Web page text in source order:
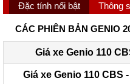
Đặc tính nổi bật Thông
CÁC PHIÊN BẢN GENIO
Giá xe Genio 110
Giá xe Genio 110 CBS